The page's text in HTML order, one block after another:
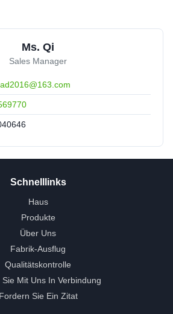
Ms. Qi
Sales Manager
Schnelllinks
Haus
Produkte
Über Uns
Fabrik-Ausflug
Qualitätskontrolle
Sie Mit Uns In Verbindung
Fordern Sie Ein Zitat